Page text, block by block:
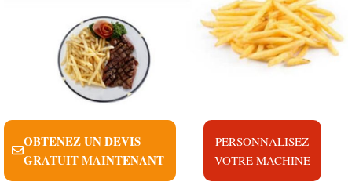
OBTENEZ UN DEVIS
GRATUIT MAINTENANT
PERSONNALISEZ
VOTRE MACHINE